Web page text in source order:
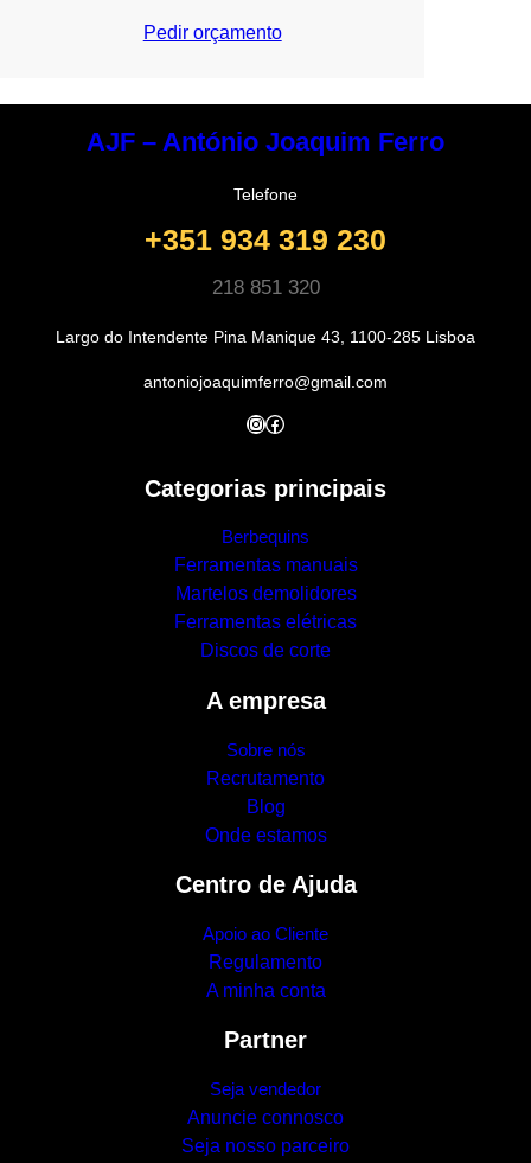
Pedir orçamento
AJF – António Joaquim Ferro
Telefone
+351 934 319 230
218 851 320
Largo do Intendente Pina Manique 43, 1100-285 Lisboa
antoniojoaquimferro@gmail.com
InstagramFacebook
Categorias principais
Berbequins
Ferramentas manuais
Martelos demolidores
Ferramentas elétricas
Discos de corte
A empresa
Sobre nós
Recrutamento
Blog
Onde estamos
Centro de Ajuda
Apoio ao Cliente
Regulamento
A minha conta
Partner
Seja vendedor
Anuncie connosco
Seja nosso parceiro